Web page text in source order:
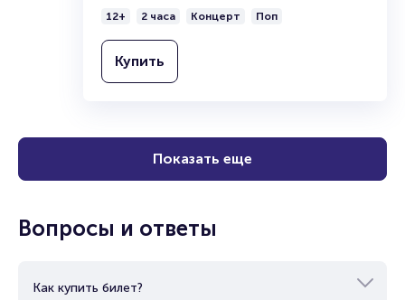
12+ 2 часа Концерт Поп
Купить
Показать еще
Вопросы и ответы
Как купить билет?